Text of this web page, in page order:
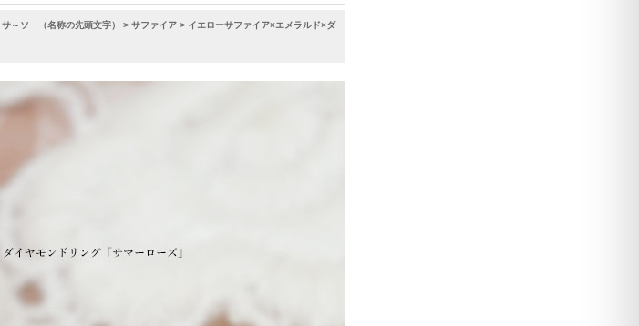
サ～ソ （名称の先頭文字） > サファイア > イエローサファイア×エメラルド×ダ